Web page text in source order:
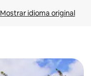
Mostrar idioma original